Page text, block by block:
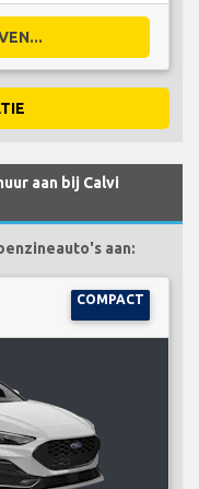
aan bij Calvi
aan:
COMPACT